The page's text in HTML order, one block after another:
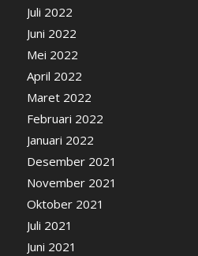
Juli 2022
Juni 2022
Mei 2022
April 2022
Maret 2022
Februari 2022
Januari 2022
Desember 2021
November 2021
Oktober 2021
Juli 2021
Juni 2021